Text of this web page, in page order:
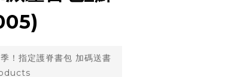
！指定護脊書包 加碼送書